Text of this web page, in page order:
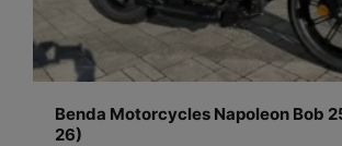
Benda Motorcycles Napoleon Bob
26)